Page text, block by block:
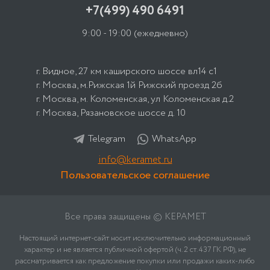
+7(499) 490 6491
9:00 - 19:00 (ежедневно)
г. Видное, 27 км каширского шоссе вл14 с1
г. Москва, м.Рижская 1й Рижский проезд 2б
г. Москва, м. Коломенская, ул Коломенская д.2
г. Москва, Рязановское шоссе д. 10
Telegram
WhatsApp
info@keramet.ru
Пользовательское соглашение
Все права защищены © КЕРАМЕТ
Настоящий интернет-сайт носит исключительно информационный
характер и не является публичной офертой (ч. 2 ст. 437 ГК РФ), не
рассматривается как предложение покупки или продажи каких-либо